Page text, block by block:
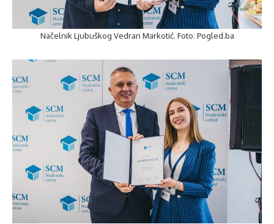
Načelnik Ljubuškog Vedran Markotić. Foto: Pogled.ba